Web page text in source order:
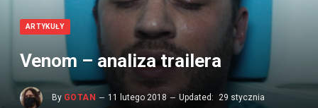
ARTYKUŁY
Venom – analiza trailera
By GOTAN 11 lutego 2018 Updated:
29 stycznia